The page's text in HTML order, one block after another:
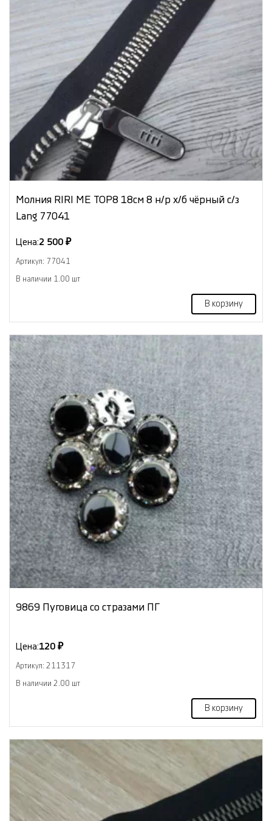
Молния RIRI МЕ ТОР8 18см 8 н/р х/б чёрный с/з
Lang 77041
Цена:2 500 ₽
Артикул: 77041
В наличии 1.00 шт
В корзину
9869 Пуговица со стразами ПГ
Цена:120 ₽
Артикул: 211317
В наличии 2.00 шт
В корзину